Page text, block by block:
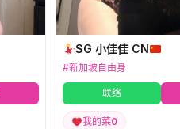
SG 小佳佳 CN
#新加坡自由身
联络
我的菜0